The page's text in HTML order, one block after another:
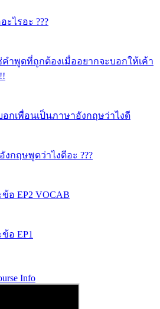
ะไรอะ ???
คำพูดที่ถูกต้องเมื่ออยากจะบอกให้เค้า
อกเพื่อนเป็นภาษาอังกฤษว่าไงดี
กฤษพูดว่าไงดีอะ ???
อ EP2 VOCAB
อ EP1
Info